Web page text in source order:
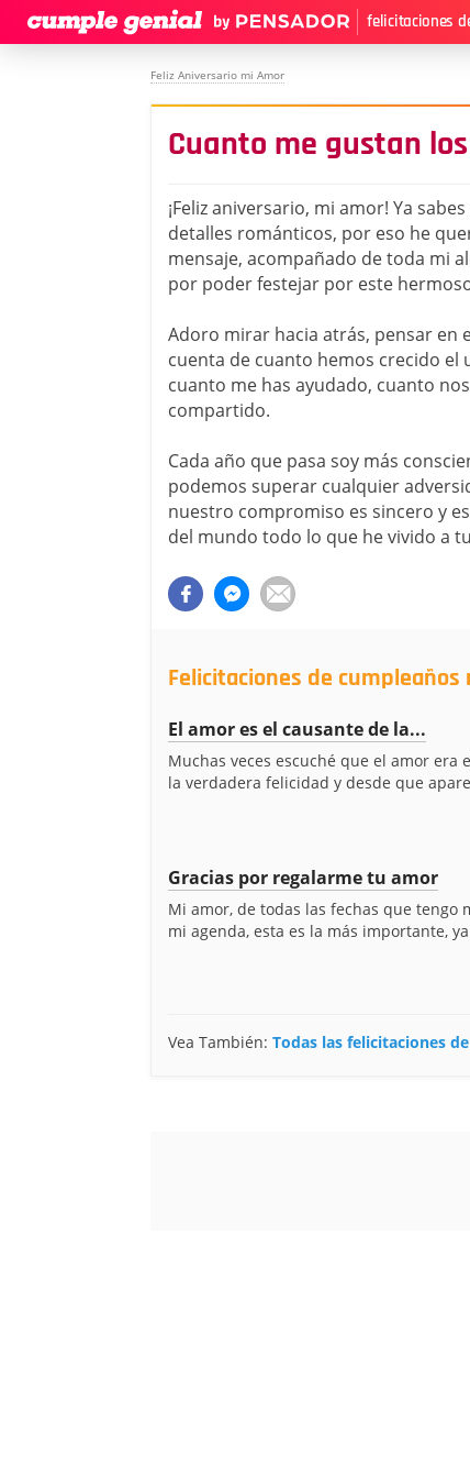
felicitaciones
Feliz Aniversario mi Amor
Cuanto me gustan
¡Feliz aniversario, mi amor! Ya
detalles románticos, por eso he
mensaje, acompañado de toda mi
por poder festejar por este
Adoro mirar hacia atrás, pensar en
cuenta de cuanto hemos crecido el
cuanto me has ayudado, cuanto
compartido.
Cada año que pasa soy más
podemos superar cualquier
nuestro compromiso es sincero y
del mundo todo lo que he vivido a
Felicitaciones de
El amor es el causante de la...
Muchas veces escuché que el amor era
la verdadera felicidad y desde que
Gracias por regalarme tu amor
Mi amor, de todas las fechas que tengo
mi agenda, esta es la más importante,
Vea También: Todas las felicitaciones